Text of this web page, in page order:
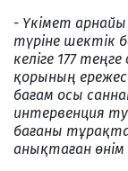
- Үкімет
түріне шектік
келіге 177
қорының
бағам осы
интервенция
бағаны
анықтаған өнім